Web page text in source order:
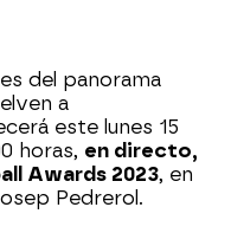
del panorama
a
este lunes 15
horas, en directo,
Awards 2023, en
Pedrerol.